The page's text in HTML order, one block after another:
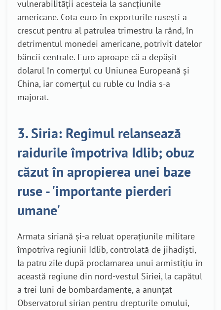
vulnerabilităţii acesteia la sancţiunile
americane. Cota euro în exporturile ruseşti a
crescut pentru al patrulea trimestru la rând, în
detrimentul monedei americane, potrivit datelor
băncii centrale. Euro aproape că a depăşit
dolarul în comerţul cu Uniunea Europeană şi
China, iar comerţul cu ruble cu India s-a
majorat.
3. Siria: Regimul relansează
raidurile împotriva Idlib; obuz
căzut în apropierea unei baze
ruse - 'importante pierderi
umane'
Armata siriană şi-a reluat operaţiunile militare
împotriva regiunii Idlib, controlată de jihadişti,
la patru zile după proclamarea unui armistiţiu în
această regiune din nord-vestul Siriei, la capătul
a trei luni de bombardamente, a anunţat
Observatorul sirian pentru drepturile omului,